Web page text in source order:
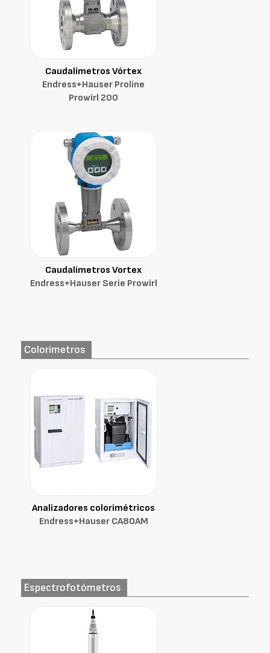
Caudalímetros Vórtex
Endress+Hauser Proline
Prowirl 200
Caudalímetros Vortex
Endress+Hauser Serie Prowirl
Colorímetros
Analizadores colorimétricos
Endress+Hauser CA80AM
Espectrofotómetros